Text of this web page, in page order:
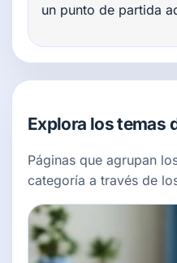
un punto de partida
Explora los temas
Páginas que agrupan
categoría a través de